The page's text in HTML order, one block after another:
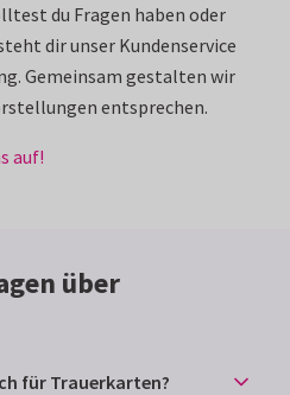
du Fragen haben oder
dir unser Kundenservice
Gemeinsam gestalten wir
entsprechen.
auf!
über
für Trauerkarten?